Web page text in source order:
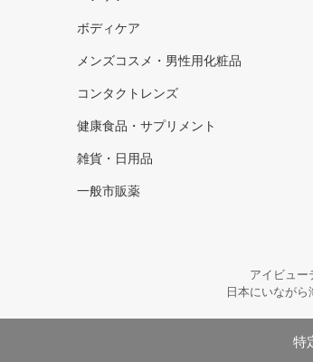
ボディケア
メンズコスメ・男性用化粧品
コンタクトレンズ
健康食品・サプリメント
雑貨・日用品
一般市販薬
アイビュー
日本にいなが
特